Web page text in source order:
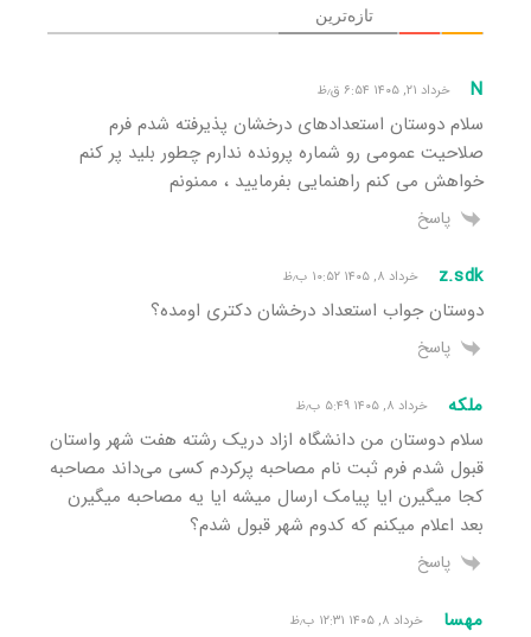
تازه‌ترین
N خرداد ۲۱, ۱۴۰۵ ۶:۵۴ ق٫ظ
سلام دوستان استعدادهای درخشان پذیرفته شدم فرم
صلاحیت عمومی رو شماره پرونده ندارم چطور بلید پر کنم
خواهش می کنم راهنمایی بفرمایید ، ممنونم
پاسخ
z.sdk خرداد ۸, ۱۴۰۵ ۱۰:۵۲ ب٫ظ
دوستان جواب استعداد درخشان دکتری اومده؟
پاسخ
ملکه خرداد ۸, ۱۴۰۵ ۵:۴۹ ب٫ظ
سلام دوستان من دانشگاه ازاد دریک رشته هفت شهر واستان
قبول شدم فرم ثبت نام مصاحبه پرکردم کسی می‌داند مصاحبه
کجا میگیرن ایا پیامک ارسال میشه ایا یه مصاحبه میگیرن
بعد اعلام میکنم که کدوم شهر قبول شدم؟
پاسخ
مهسا خرداد ۸, ۱۴۰۵ ۱۲:۳۱ ب٫ظ